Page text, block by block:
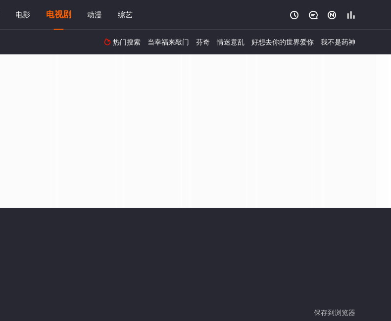
电影 电视剧 动漫 综艺    
 热门搜索 当幸福来敲门 芬奇 情迷意乱 好想去你的世界爱你 我不是药神
保存到浏览器